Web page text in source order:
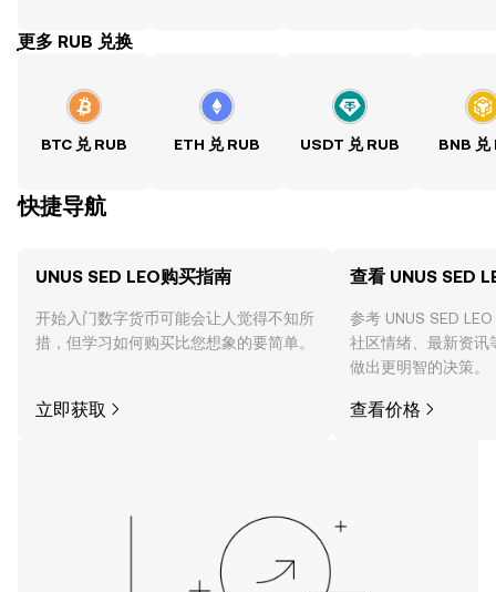
ִִִִִִִִִִִִִִִִִִִִִִִִִִִִִִִִִִִִִִִִִִִִִִִִ更多 RUB 兑换
BTC 兑 RUB ETH 兑 RUB USDT 兑 RUB BNB 兑
快捷导航
UNUS SED LEO购买指南
开始入门数字货币可能会让人觉得不知所
措，但学习如何购买比您想象的要简单。
立即获取
查看 UNUS SED
参考 UNUS SED
社区情绪、最新资讯
做出更明智的决策。
查看价格